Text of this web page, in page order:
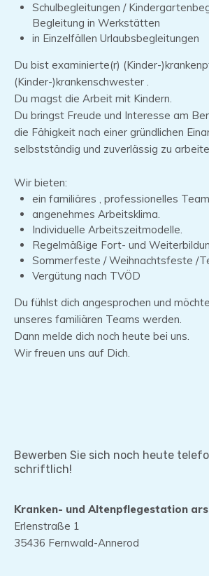
Schulbegleitungen /
Begleitung in Werkstätten
in Einzelfällen Urlaubsbegleitungen
Du bist examinierte(r) (Kinder-
(Kinder-)krankenschwester .
Du magst die Arbeit mit Kindern.
Du bringst Freude und Interesse am
die Fähigkeit nach einer gründlichen
selbstständig und zuverlässig zu
Wir bieten:
ein familiäres , professionelles Team
angenehmes Arbeitsklima.
Individuelle Arbeitszeitmodelle.
Regelmäßige Fort- und
Sommerfeste / Weihnachtsfeste /
Vergütung nach TVÖD
Du fühlst dich angesprochen und
unseres familiären Teams werden.
Dann melde dich noch heute bei uns.
Wir freuen uns auf Dich.
Bewerben Sie sich noch heute
schriftlich!
Kranken- und Altenpflegestation
Erlenstraße 1
35436 Fernwald-Annerod